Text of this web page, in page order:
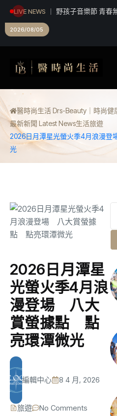
LIVE NEWS
野孩子音樂節 青春
2026/08/05
醫時尚生活 Drs-Beauty｜時尚
最新新聞 Latest News生活旅遊
2026日月潭星光螢火季4月浪漫
光
2026日月潭星
光螢火季4月浪
漫登場 八大
賞螢據點 點
亮環潭微光
編輯中心 8 4 月, 2026
旅遊 No Comments